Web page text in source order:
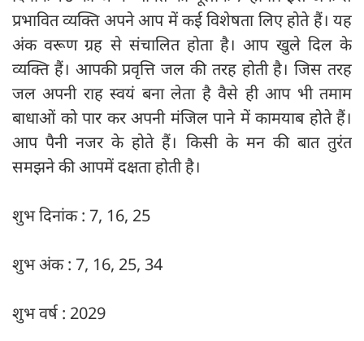
प्रभावित व्यक्ति अपने आप में कई विशेषता लिए होते हैं। यह
अंक वरूण ग्रह से संचालित होता है। आप खुले दिल के
व्यक्ति हैं। आपकी प्रवृत्ति जल की तरह होती है। जिस तरह
जल अपनी राह स्वयं बना लेता है वैसे ही आप भी तमाम
बाधाओं को पार कर अपनी मंजिल पाने में कामयाब होते हैं।
आप पैनी नजर के होते हैं। किसी के मन की बात तुरंत
समझने की आपमें दक्षता होती है।
शुभ दिनांक : 7, 16, 25
शुभ अंक : 7, 16, 25, 34
शुभ वर्ष : 2029